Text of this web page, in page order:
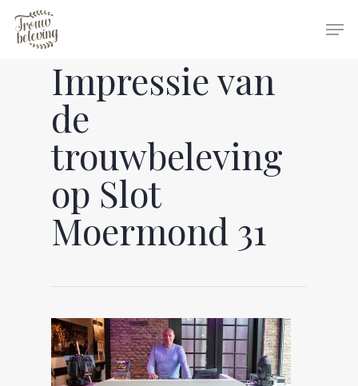
Hit enter to search or ESC to close
Impressie van
de
trouwbeleving
op Slot
Moermond 31